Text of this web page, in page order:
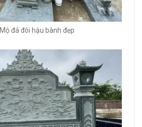
đá đôi hậu bành đẹp